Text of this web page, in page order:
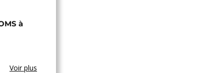
à
Voir plus